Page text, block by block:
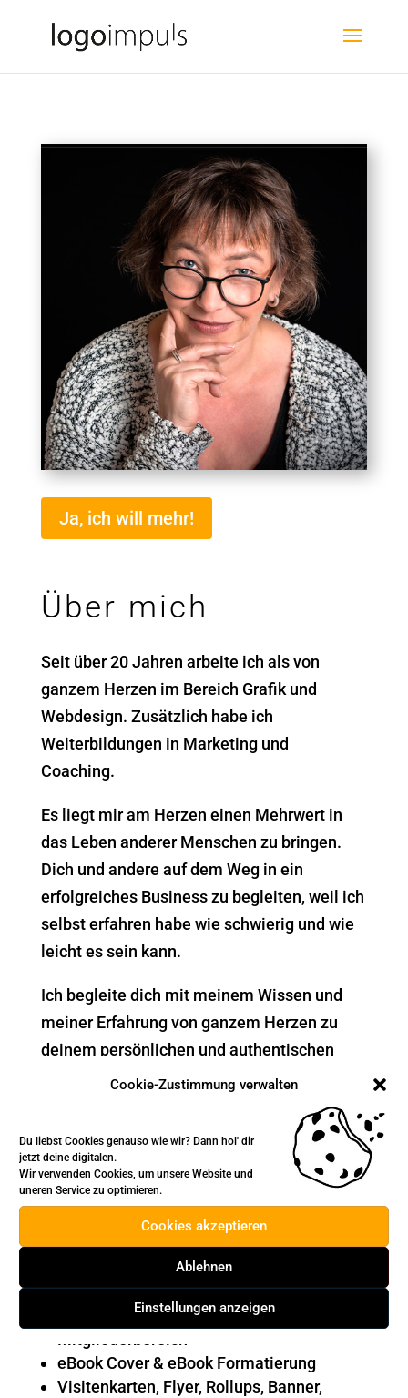
Cookie-Zustimmung verwalten
Du liebst Cookies genauso wie wir? Dann hol' dir
jetzt deine digitalen.
Wir verwenden Cookies, um unsere Website und
uneren Service zu optimieren.
Cookies akzeptieren
Ablehnen
Einstellungen anzeigen
Ja, ich will mehr!
Über mich
Seit über 20 Jahren arbeite ich als von
ganzem Herzen im Bereich Grafik und
Webdesign. Zusätzlich habe ich
Weiterbildungen in Marketing und
Coaching.
Es liegt mir am Herzen einen Mehrwert in
das Leben anderer Menschen zu bringen.
Dich und andere auf dem Weg in ein
erfolgreiches Business zu begleiten, weil ich
selbst erfahren habe wie schwierig und wie
leicht es sein kann.
Ich begleite dich mit meinem Wissen und
meiner Erfahrung von ganzem Herzen zu
deinem persönlichen und authentischen
Logo, deiner Webseite sowie mit
Cooperate Design.
Du kannst bei mir folgendes für dein
erfolgreiches Business erhalten:
Webseiten
Wartung / Pflege deiner Webseite
SEO Maßnahmen & Local SEO
Mitgliederbereich
eBook Cover & eBook Formatierung
Visitenkarten, Flyer, Rollups, Banner,